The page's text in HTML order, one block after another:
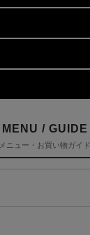
MENU / GUIDE
メニュー・お買い物ガイド